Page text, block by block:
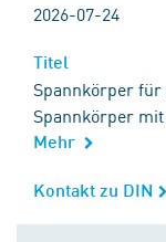
2026-07-24
Titel
Spannkörper
Spannkörper
Mehr
Kontakt zu DIN
Kontakt zu DIN